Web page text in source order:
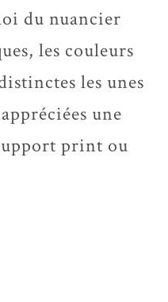
du nuancier
les couleurs
les unes
une
print ou